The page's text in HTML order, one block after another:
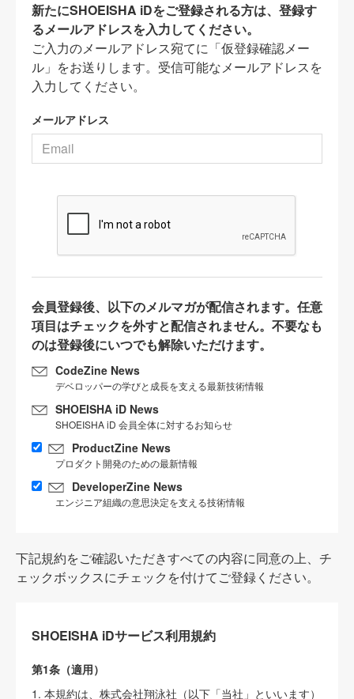
新たにSHOEISHA iDをご登録される方は、登録す
るメールアドレスを入力してください。
ご入力のメールアドレス宛てに「仮登録確認メー
ル」をお送りします。受信可能なメールアドレスを
入力してください。
メールアドレス
会員登録後、以下のメルマガが配信されます。任意
項目はチェックを外すと配信されません。不要なも
のは登録後にいつでも解除いただけます。
CodeZine News
デベロッパーの学びと成長を支える最新技術情報
SHOEISHA iD News
SHOEISHA iD 会員全体に対するお知らせ
ProductZine News
プロダクト開発のための最新情報
DeveloperZine News
エンジニア組織の意思決定を支える技術情報
下記規約をご確認いただきすべての内容に同意の上、チ
ェックボックスにチェックを付けてご登録ください。
SHOEISHA iDサービス利用規約
第1条（適用）
1. 本規約は、株式会社翔泳社（以下「当社」といいます）